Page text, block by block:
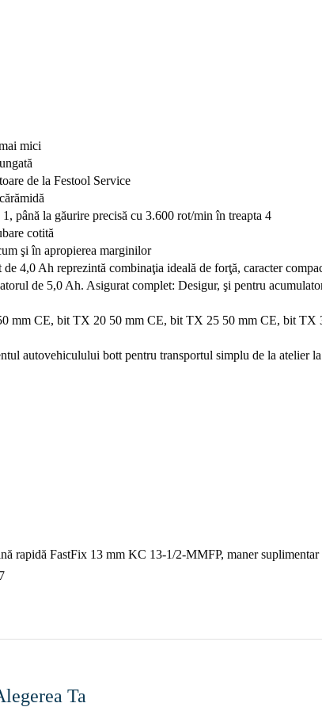
mici
de la Festool Service
până la găurire precisă cu 3.600 rot/min în treapta 4
cotită
şi în apropierea marginilor
4,0 Ah reprezintă combinaţia ideală de forţă, caracter
de 5,0 Ah. Asigurat complet: Desigur, şi pentru
mm CE, bit TX 20 50 mm CE, bit TX 25 50 mm CE, bit
autovehiculului bott pentru transportul simplu de la atelier
FastFix 13 mm KC 13-1/2-MMFP, maner suplimentar
Ta